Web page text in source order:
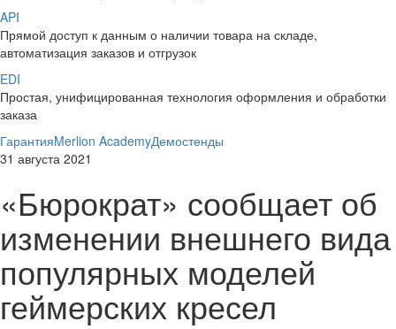
API
Прямой доступ к данным о наличии товара на складе,
автоматизация заказов и отгрузок
EDI
Простая, унифицированная технология оформления и обработки
заказа
ГарантияMerlion AcademyДемостенды
31 августа 2021
«Бюрократ» сообщает об
изменении внешнего вида
популярных моделей
геймерских кресел